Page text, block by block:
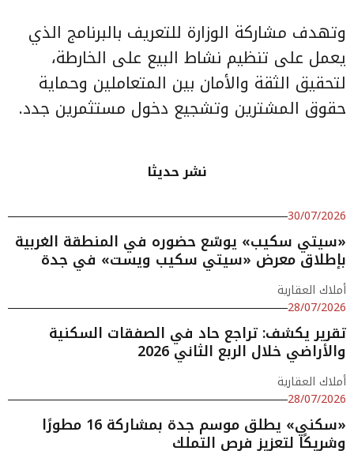
وتهدف مشاركة الوزارة للتعريف بالبرنامج الذي
يعمل على تنظيم نشاط البيع على الخارطة،
لتحقيق الثقة والأمان بين المتعاملين وحماية
حقوق المشترين وتشجيع دخول مستثمرين جدد.
نشر حديثا
30/07/2026
«سيتي سكيب» يوسّع حضوره في المنطقة الغربية
بإطلاق معرض «سيتي سكيب ويست» في جدة
أملاك العقارية
28/07/2026
تقرير يكشف: تراجع حاد في الصفقات السكنية
والأراضي خلال الربع الثاني 2026
أملاك العقارية
28/07/2026
«سكني» يطلق موسم جدة بمشاركة 16 مطورًا
وشريكًا لتعزيز فرص التملك